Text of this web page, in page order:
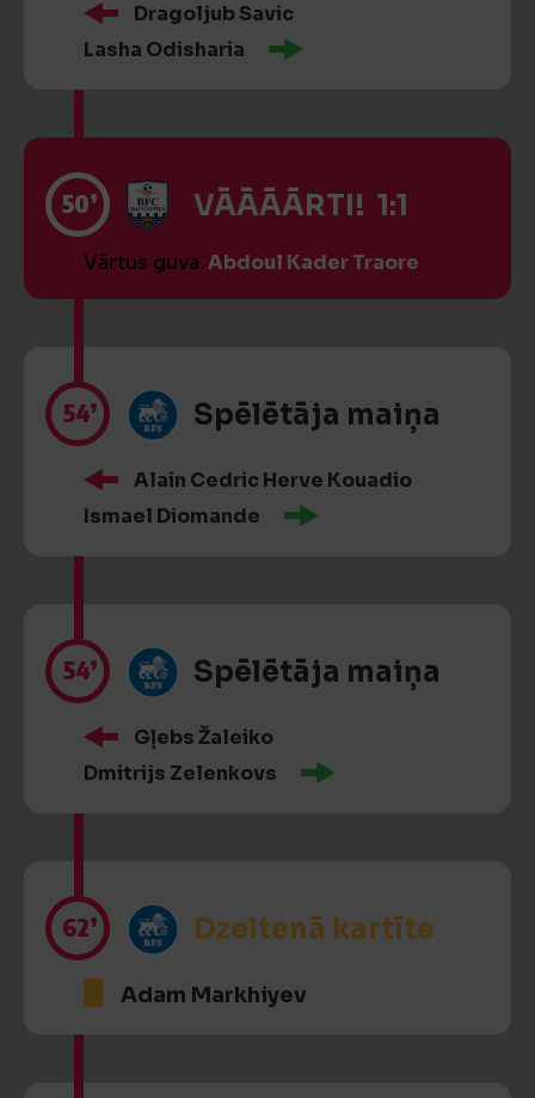
Dragoljub Savic
Lasha Odisharia
50’ VĀĀĀĀRTI! 1:1
Vārtus guva Abdoul Kader Traore
54’ Spēlētāja maiņa
Alain Cedric Herve Kouadio
Ismael Diomande
54’ Spēlētāja maiņa
Gļebs Žaleiko
Dmitrijs Zelenkovs
62’ Dzeltenā kartīte
Adam Markhiyev